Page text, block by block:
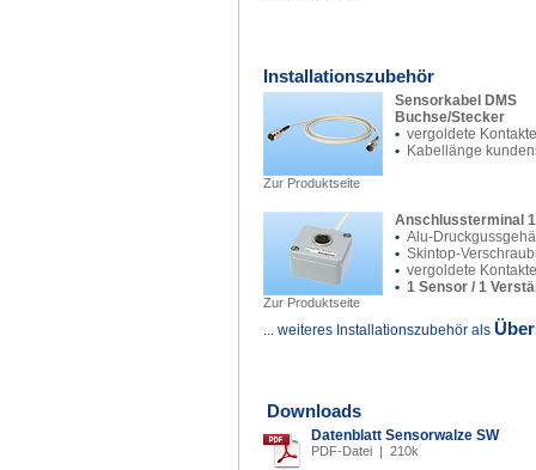
Installationszubehör
Zur Produktseite
Sensorkabel DMS
Buchse/Stecker
• vergoldete Kontakte
• Kabellänge
Zur Produktseite
Anschlussterminal
• Alu-
• Skintop-
• vergoldete Kontakte
• 1 Sensor / 1
... weiteres Installationszubehör als
Downloads
Datenblatt Sensorwalze SW
PDF-Datei | 210k